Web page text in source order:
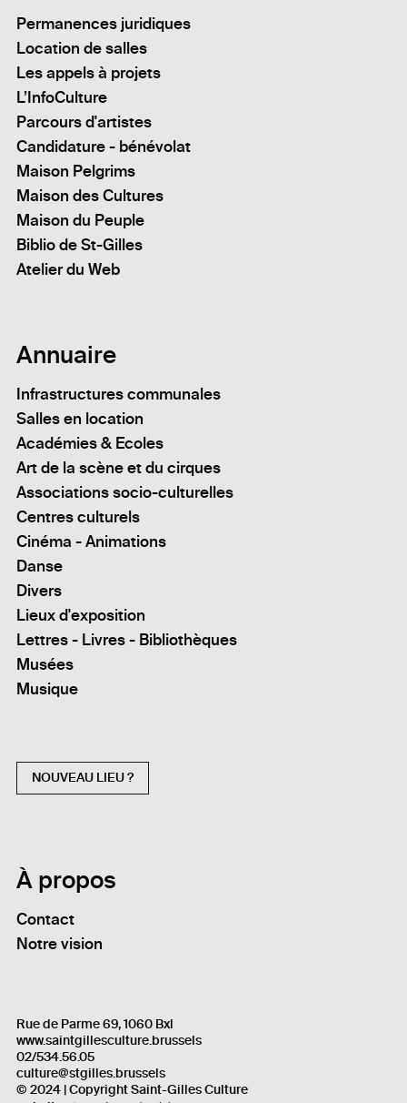
Permanences juridiques
Location de salles
Les appels à projets
L’InfoCulture
Parcours d'artistes
Candidature - bénévolat
Maison Pelgrims
Maison des Cultures
Maison du Peuple
Biblio de St-Gilles
Atelier du Web
Annuaire
Infrastructures communales
Salles en location
Académies & Ecoles
Art de la scène et du cirques
Associations socio-culturelles
Centres culturels
Cinéma - Animations
Danse
Divers
Lieux d'exposition
Lettres - Livres - Bibliothèques
Musées
Musique
NOUVEAU LIEU ?
À propos
Contact
Notre vision
Rue de Parme 69, 1060 Bxl
www.saintgillesculture.brussels
02/534.56.05
culture@stgilles.brussels
© 2024 | Copyright Saint-Gilles Culture